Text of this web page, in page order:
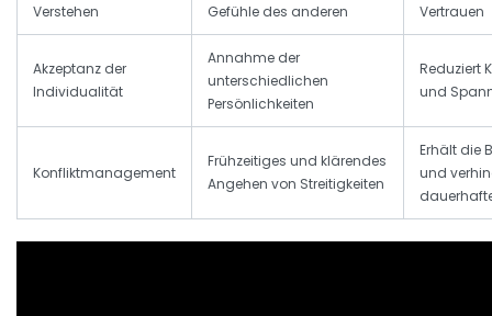
Verstehen
Gefühle des anderen
Vertrauen
Akzeptanz der
Individualität
Annahme der
unterschiedlichen
Persönlichkeiten
Reduziert
und
Konfliktmanagement
Frühzeitiges und klärendes
Angehen von Streitigkeiten
Erhält die
und